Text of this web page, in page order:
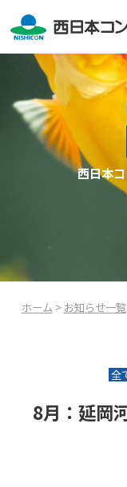
西日本
ホーム> お知らせ一覧
全
8月：延岡